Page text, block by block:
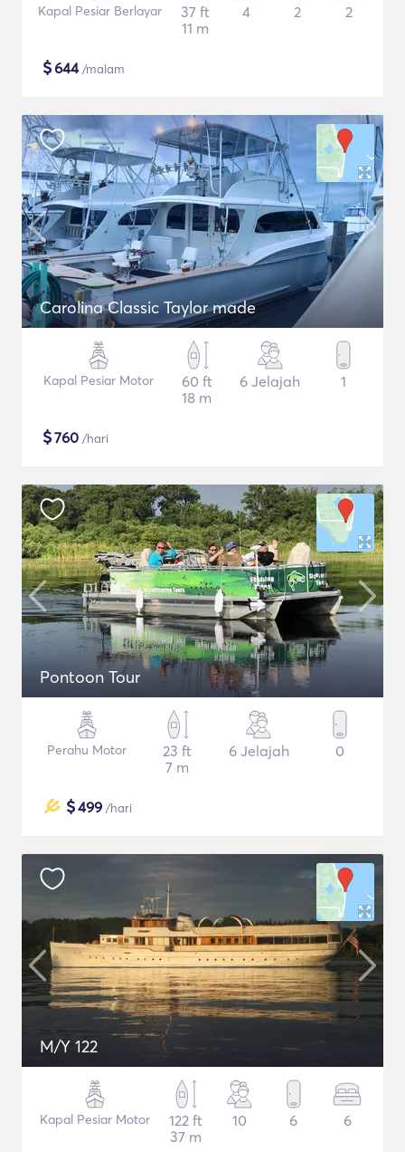
Kapal Pesiar Berlayar
37 ft
11 m
4 2 2
$644/malam
Carolina Classic Taylor made
Kapal Pesiar Motor
60 ft
18 m
6 Jelajah 1
$760 /hari
Pontoon Tour
Perahu Motor
23 ft
7 m
6 Jelajah 0
$499 /hari
M/Y 122
Kapal Pesiar Motor
122 ft
37 m
10 6 6